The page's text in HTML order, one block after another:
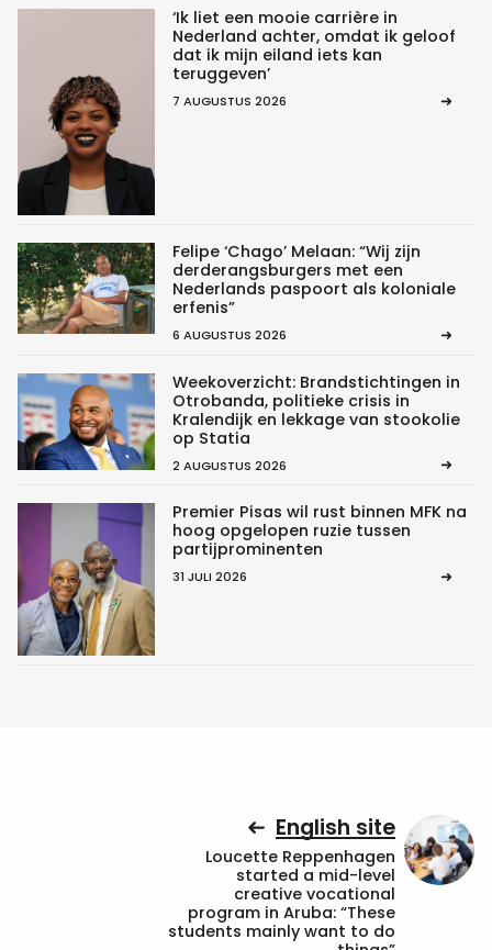
‘Ik liet een mooie carrière in
Nederland achter, omdat ik geloof
dat ik mijn eiland iets kan
teruggeven’
7 AUGUSTUS 2026
Felipe ‘Chago’ Melaan: “Wij zijn
derderangsburgers met een
Nederlands paspoort als koloniale
erfenis”
6 AUGUSTUS 2026
Weekoverzicht: Brandstichtingen in
Otrobanda, politieke crisis in
Kralendijk en lekkage van stookolie
op Statia
2 AUGUSTUS 2026
Premier Pisas wil rust binnen MFK na
hoog opgelopen ruzie tussen
partijprominenten
31 JULI 2026
English site
Loucette Reppenhagen
started a mid-level
creative vocational
program in Aruba: “These
students mainly want to do